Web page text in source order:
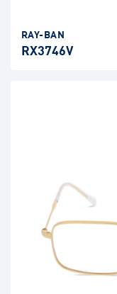
RAY-BAN
RX3746V